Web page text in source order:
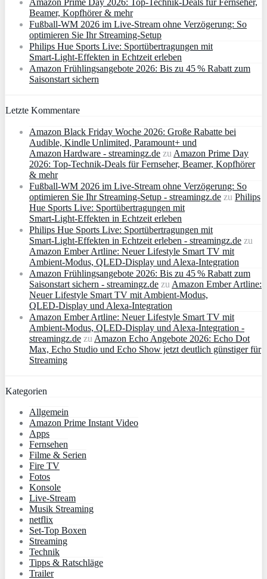
Beamer, Kopfhörer & mehr
Fußball-WM 2026 im Live-Stream ohne Verzögerung: So
optimieren Sie Ihr Streaming-Setup
Philips Hue Sports Live: Sportübertragungen mit
Smart‑Light‑Effekten in Echtzeit erleben
Amazon Frühlingsangebote 2026: Bis zu 45 % Rabatt zum
Saisonstart sichern
Letzte Kommentare
Amazon Black Friday Woche 2026: Große Rabatte bei
Audible, Kindle Unlimited, Paramount+ und
Amazon Hardware - streamingz.de zu Amazon Prime Day
2026: Top-Technik-Deals für Fernseher, Beamer, Kopfhörer
& mehr
Fußball-WM 2026 im Live-Stream ohne Verzögerung: So
optimieren Sie Ihr Streaming-Setup - streamingz.de zu Philips
Hue Sports Live: Sportübertragungen mit
Smart‑Light‑Effekten in Echtzeit erleben
Philips Hue Sports Live: Sportübertragungen mit
Smart‑Light‑Effekten in Echtzeit erleben - streamingz.de zu
Amazon Ember Artline: Neuer Lifestyle Smart TV mit
Ambient‑Modus, QLED‑Display und Alexa‑Integration
Amazon Frühlingsangebote 2026: Bis zu 45 % Rabatt zum
Saisonstart sichern - streamingz.de zu Amazon Ember Artline:
Neuer Lifestyle Smart TV mit Ambient‑Modus,
QLED‑Display und Alexa‑Integration
Amazon Ember Artline: Neuer Lifestyle Smart TV mit
Ambient‑Modus, QLED‑Display und Alexa‑Integration -
streamingz.de zu Amazon Echo Angebote 2026: Echo Dot
Max, Echo Studio und Echo Show jetzt deutlich günstiger für
Streaming
Kategorien
Allgemein
Amazon Prime Instant Video
Apps
Fernsehen
Filme & Serien
Fire TV
Fotos
Konsole
Live-Stream
Musik Streaming
netflix
Set-Top Boxen
Streaming
Technik
Tipps & Ratschläge
Trailer